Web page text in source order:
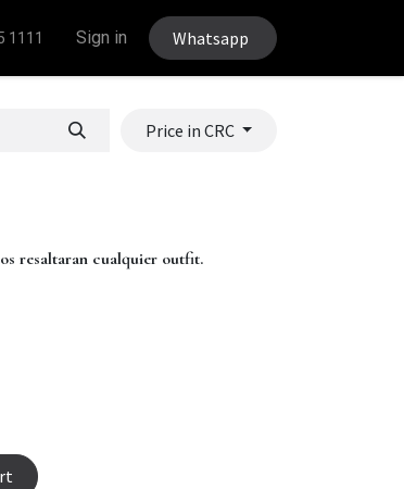
1111 Sign in Whatsapp
Price in CRC
resaltaran cualquier outfit.